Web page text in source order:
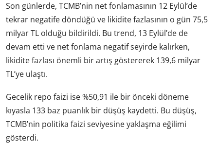
Son günlerde, TCMB’nin net fonlamasının 12 Eylül’de
tekrar negatife döndüğü ve likidite fazlasının o gün 75,5
milyar TL olduğu bildirildi. Bu trend, 13 Eylül’de de
devam etti ve net fonlama negatif seyirde kalırken,
likidite fazlası önemli bir artış göstererek 139,6 milyar
TL’ye ulaştı.
Gecelik repo faizi ise %50,91 ile bir önceki döneme
kıyasla 133 baz puanlık bir düşüş kaydetti. Bu düşüş,
TCMB’nin politika faizi seviyesine yaklaşma eğilimi
gösterdi.